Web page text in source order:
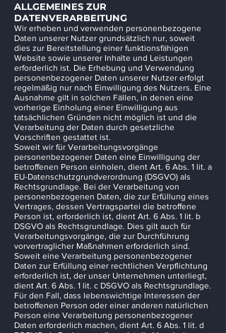
ALLGEMEINES ZUR
DATENVERARBEITUNG
Wir erheben und verwenden personenbezogene
Daten unserer Nutzer grundsätzlich nur, soweit
dies zur Bereitstellung einer funktionsfähigen
Website sowie unserer Inhalte und Leistungen
erforderlich ist. Die Erhebung und Verwendung
personenbezogener Daten unserer Nutzer erfolgt
regelmäßig nur nach Einwilligung des Nutzers. Eine
Ausnahme gilt in solchen Fällen, in denen eine
vorherige Einholung einer Einwilligung aus
tatsächlichen Gründen nicht möglich ist und die
Verarbeitung der Daten durch gesetzliche
Vorschriften gestattet ist.
Soweit wir für Verarbeitungsvorgänge
personenbezogener Daten eine Einwilligung der
betroffenen Person einholen, dient Art. 6 Abs. 1 lit. a
EU-Datenschutzgrundverordnung (DSGVO) als
Rechtsgrundlage. Bei der Verarbeitung von
personenbezogenen Daten, die zur Erfüllung eines
Vertrages, dessen Vertragspartei die betroffene
Person ist, erforderlich ist, dient Art. 6 Abs. 1 lit. b
DSGVO als Rechtsgrundlage. Dies gilt auch für
Verarbeitungsvorgänge, die zur Durchführung
vorvertraglicher Maßnahmen erforderlich sind.
Soweit eine Verarbeitung personenbezogener
Daten zur Erfüllung einer rechtlichen Verpflichtung
erforderlich ist, der unser Unternehmen unterliegt,
dient Art. 6 Abs. 1 lit. c DSGVO als Rechtsgrundlage.
Für den Fall, dass lebenswichtige Interessen der
betroffenen Person oder einer anderen natürlichen
Person eine Verarbeitung personenbezogener
Daten erforderlich machen, dient Art. 6 Abs. 1 lit. d